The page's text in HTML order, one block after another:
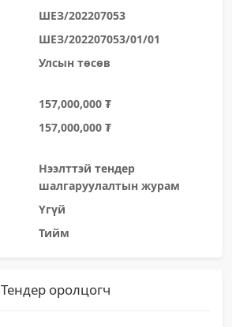
ШЕЗ/202207053
ШЕЗ/202207053/01/01
Улсын төсөв
157,000,000 ₮
157,000,000 ₮
Нээлттэй тендер
шалгаруулалтын журам
Үгүй
Тийм
Тендер оролцогч